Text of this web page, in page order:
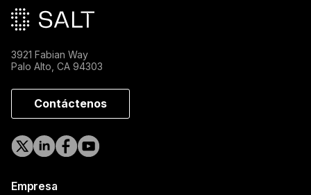
3921 Fabian Way
Palo Alto, CA 94303
Contáctenos
Empresa